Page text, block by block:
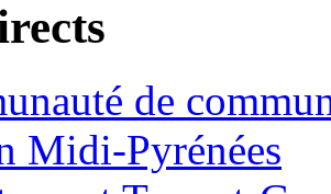
de
Midi-Pyrénées